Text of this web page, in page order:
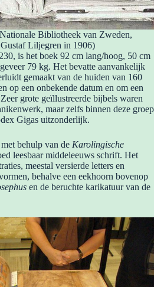
Bibliotheek van Zweden,
Liljegren in 1906)
is het boek 92 cm lang/hoog, 50 cm
79 kg. Het bevatte aanvankelijk
gemaakt van de huiden van 160
op een onbekende datum en om een
grote geïllustreerde bijbels waren
maar zelfs binnen deze groep
Gigas uitzonderlijk.
behulp van de Karolingische
leesbaar middeleeuws schrift. Het
meestal versierde letters en
behalve een eekhoorn bovenop
en de beruchte karikatuur van de